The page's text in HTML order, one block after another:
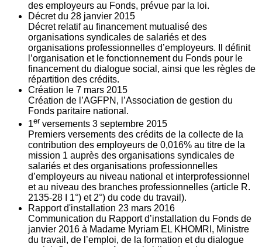
des employeurs au Fonds, prévue par la loi.
Décret du 28 janvier 2015
Décret relatif au financement mutualisé des
organisations syndicales de salariés et des
organisations professionnelles d’employeurs. Il définit
l’organisation et le fonctionnement du Fonds pour le
financement du dialogue social, ainsi que les règles de
répartition des crédits.
Création le 7 mars 2015
Création de l’AGFPN, l’Association de gestion du
Fonds paritaire national.
1er versements 3 septembre 2015
Premiers versements des crédits de la collecte de la
contribution des employeurs de 0,016% au titre de la
mission 1 auprès des organisations syndicales de
salariés et des organisations professionnelles
d’employeurs au niveau national et interprofessionnel
et au niveau des branches professionnelles (article R.
2135‐28 I 1°) et 2°) du code du travail).
Rapport d'installation 23 mars 2016
Communication du Rapport d’installation du Fonds de
janvier 2016 à Madame Myriam EL KHOMRI, Ministre
du travail, de l’emploi, de la formation et du dialogue